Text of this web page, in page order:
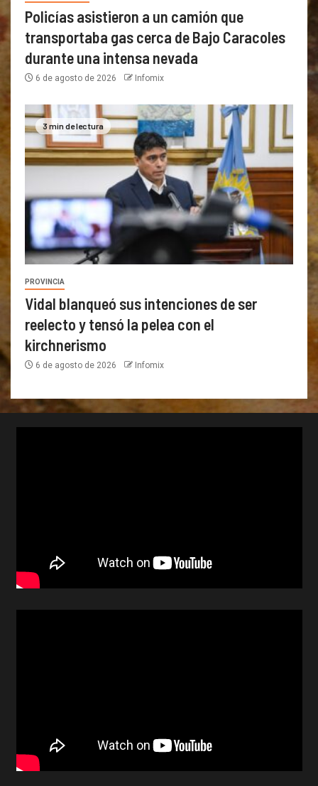
Policías asistieron a un camión que
transportaba gas cerca de Bajo Caracoles
durante una intensa nevada
6 de agosto de 2026 Infomix
3 min de lectura
PROVINCIA
Vidal blanqueó sus intenciones de ser
reelecto y tensó la pelea con el
kirchnerismo
6 de agosto de 2026 Infomix